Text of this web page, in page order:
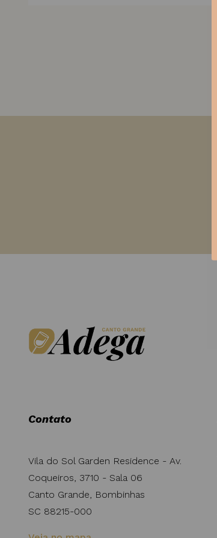
Contato
Vila do Sol Garden Residence - Av.
Coqueiros, 3710 - Sala 06
Canto Grande, Bombinhas
SC 88215-000